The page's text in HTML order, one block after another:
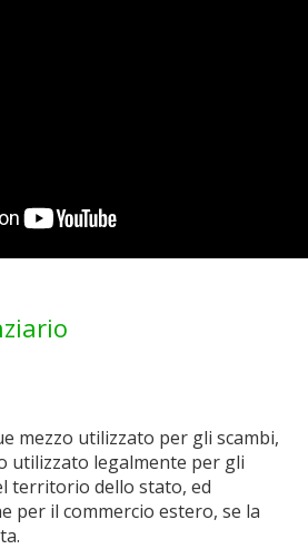
mezzo utilizzato per gli scambi,
utilizzato legalmente per gli
territorio dello stato, ed
per il commercio estero, se la